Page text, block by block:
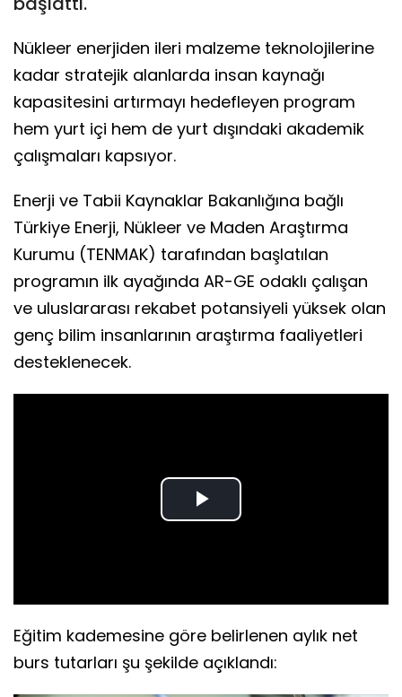
Nükleer enerjiden ileri malzeme teknolojilerine
kadar stratejik alanlarda insan kaynağı
kapasitesini artırmayı hedefleyen program
hem yurt içi hem de yurt dışındaki akademik
çalışmaları kapsıyor.
Enerji ve Tabii Kaynaklar Bakanlığına bağlı
Türkiye Enerji, Nükleer ve Maden Araştırma
Kurumu (TENMAK) tarafından başlatılan
programın ilk ayağında AR-GE odaklı çalışan
ve uluslararası rekabet potansiyeli yüksek olan
genç bilim insanlarının araştırma faaliyetleri
desteklenecek.
Play
Eğitim kademesine göre belirlenen aylık net
burs tutarları şu şekilde açıklandı: